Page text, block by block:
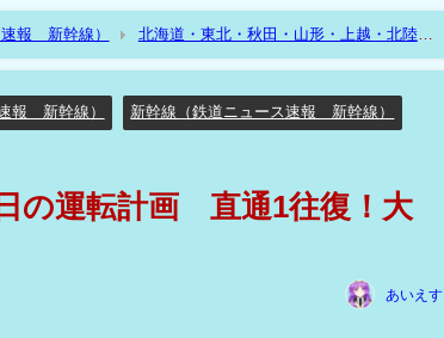
報 新幹線）
北海道・東北・秋田・山形・上越・北陸新
画 直通1往復！大半が福島折り返し！運休有！
報 新幹線） 新幹線（鉄道ニュース速報 新幹線）
の運転計画 直通1往復！大
あいえす